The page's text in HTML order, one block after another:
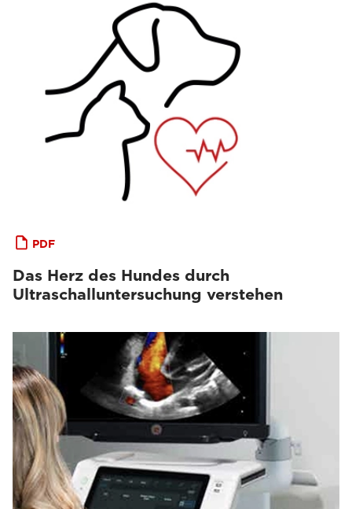
PDF
Das Herz des Hundes durch
Ultraschalluntersuchung verstehen